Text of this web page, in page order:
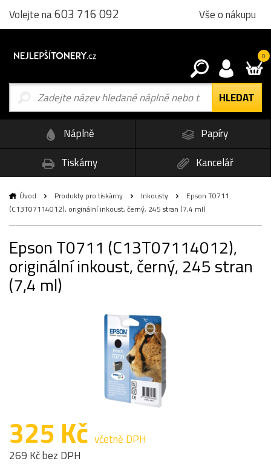
Volejte na603 716 092 Vše o nákupu
0
Náplně
Papíry
Tiskárny
Kancelář
Úvod Produkty pro tiskárny Inkousty
Epson T0711
(C13T07114012), originální inkoust, černý, 245 stran (7,4 ml)
Epson T0711 (C13T07114012),
originální inkoust, černý, 245 stran
(7,4 ml)
325 Kč včetně DPH
269 Kč bez DPH